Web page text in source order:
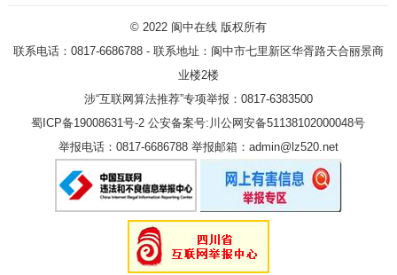
© 2022 阆中在线版权所有
联系电话：0817-6686788 - 联系地址：阆中市七里新区华胥路天合丽景商
业楼2楼
涉“互联网算法推荐”专项举报：0817-6383500
蜀ICP备19008631号-2 公安备案号:川公网安备51138102000048号
举报电话：0817-6686788 举报邮箱：admin@lz520.net